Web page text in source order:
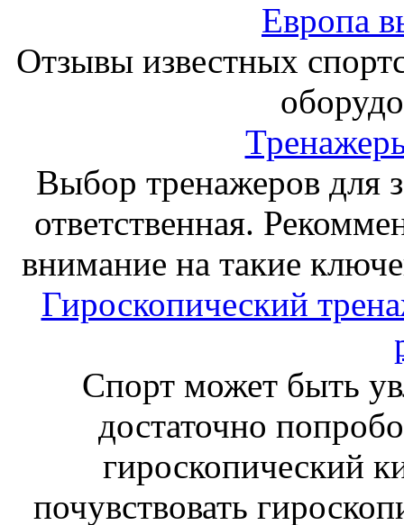
Европа
Отзывы известных
Выбор тренажеров для
ответственная.
внимание на такие
Гироскопический
Спорт может быть
достаточно
гироскопический
почувствовать